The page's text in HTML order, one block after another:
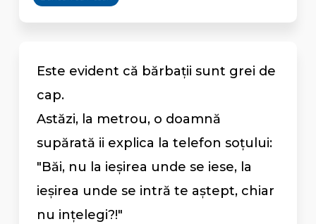
Este evident că bărbaţii sunt grei de
cap.
Astăzi, la metrou, o doamnă
supărată ii explica la telefon soţului:
"Băi, nu la ieşirea unde se iese, la
ieşirea unde se intră te aştept, chiar
nu inţelegi?!"